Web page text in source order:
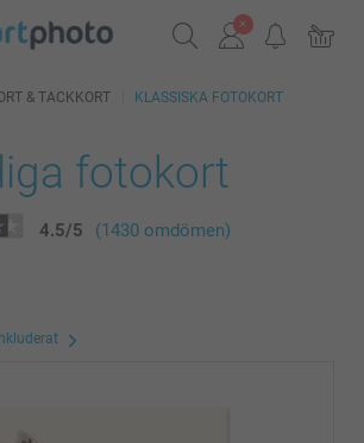
& TACKKORT KLASSISKA FOTOKORT
fotokort
4.5/5 (1430 omdömen)